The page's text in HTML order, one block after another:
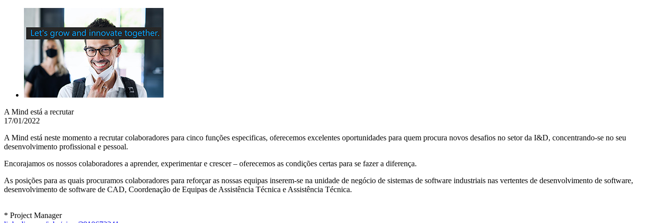
A Mind está a recrutar
17/01/2022
A Mind está neste momento a recrutar colaboradores para cinco funções especificas, oferecemos excelentes oportunidades para quem procura novos desafios no setor da I&D, concentrando-se no seu
desenvolvimento profissional e pessoal.
Encorajamos os nossos colaboradores a aprender, experimentar e crescer – oferecemos as condições certas para se fazer a diferença.
As posições para as quais procuramos colaboradores para reforçar as nossas equipas inserem-se na unidade de negócio de sistemas de software industriais nas vertentes de desenvolvimento de software,
desenvolvimento de software de CAD, Coordenação de Equipas de Assistência Técnica e Assistência Técnica.
* Project Manager